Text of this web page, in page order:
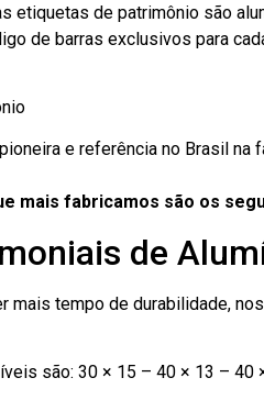
etiquetas de patrimônio são
de barras exclusivos para
e referência no Brasil
mais fabricamos são os
de
mais tempo de durabilidade,
são: 30 × 15 – 40 × 13 –